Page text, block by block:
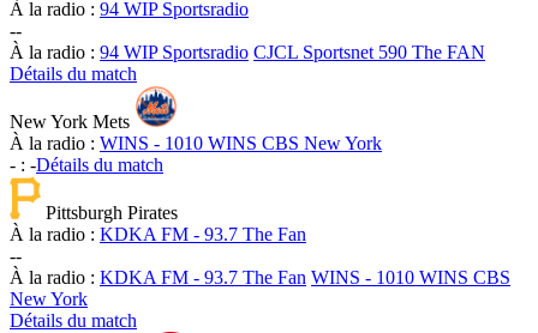
À la radio : 94 WIP Sportsradio
--
À la radio : 94 WIP Sportsradio CJCL Sportsnet 590 The FAN
Détails du match
New York Mets
À la radio : WINS - 1010 WINS CBS New York
- : -Détails du match
Pittsburgh Pirates
À la radio : KDKA FM - 93.7 The Fan
--
À la radio : KDKA FM - 93.7 The Fan WINS - 1010 WINS CBS
New York
Détails du match